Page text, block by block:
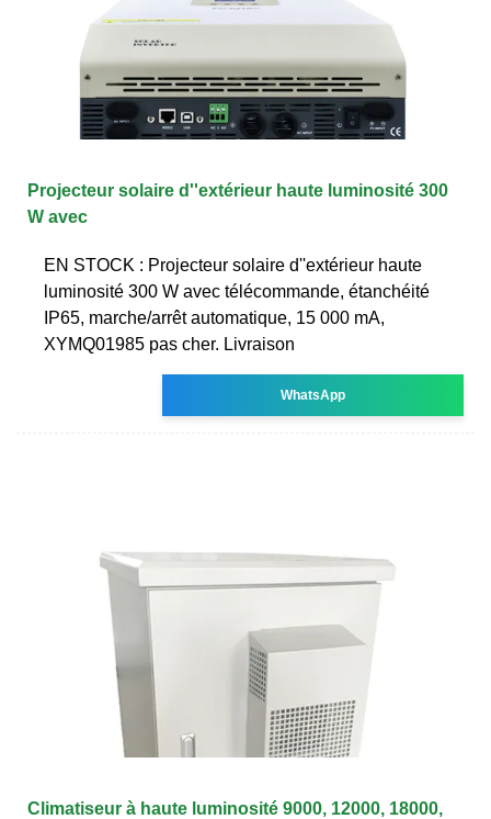
Projecteur solaire d''extérieur haute luminosité 300
W avec
EN STOCK : Projecteur solaire d''extérieur haute
luminosité 300 W avec télécommande, étanchéité
IP65, marche/arrêt automatique, 15 000 mA,
XYMQ01985 pas cher. Livraison
WhatsApp
Climatiseur à haute luminosité 9000, 12000, 18000,